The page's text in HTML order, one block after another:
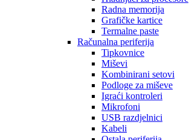
Radna memorija
Grafičke kartice
Termalne paste
Računalna periferija
Tipkovnice
Miševi
Kombinirani setovi
Podloge za miševe
Igraći kontroleri
Mikrofoni
USB razdjelnici
Kabeli